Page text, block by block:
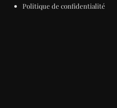
Politique de confidentialité